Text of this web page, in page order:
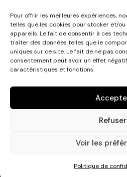
Pour offrir les meilleures expériences,
telles que les cookies pour stocker et/
appareils. Le fait de consentir à ces
traiter des données telles que le
uniques sur ce site. Le fait de ne pas
consentement peut avoir un effet
caractéristiques et fonctions.
Refuser
Voir les
Politique de
Suivez-nous
Studio Graphique AP